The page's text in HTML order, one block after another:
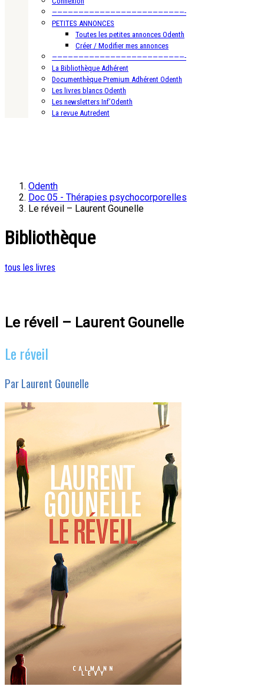
—————————————————————————-
PETITES ANNONCES
Toutes les petites annonces Odenth
Créer / Modifier mes annonces
—————————————————————————-
La Bibliothèque Adhérent
Documenthèque Premium Adhérent Odenth
Les livres blancs Odenth
Les newsletters Inf’Odenth
La revue Autredent
Odenth
Doc 05 - Thérapies psychocorporelles
Le réveil – Laurent Gounelle
Bibliothèque
tous les livres
Le réveil – Laurent Gounelle
Le réveil
Par Laurent Gounelle